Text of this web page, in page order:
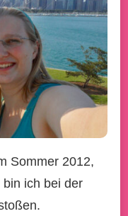
Sommer 2012,
ich bei der